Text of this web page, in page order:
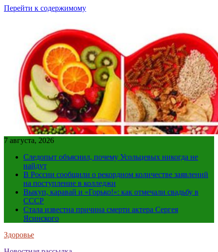
Перейти к содержимому
7 августа, 2026
Следопыт объяснил, почему Усольцевых никогда не
найдут
В России сообщили о рекордном количестве заявлений
на поступление в колледжи
Выкуп, каравай и «Горько!»: как отмечали свадьбу в
СССР
Стала известна причина смерти актера Сергея
Ясинского
Здоровье